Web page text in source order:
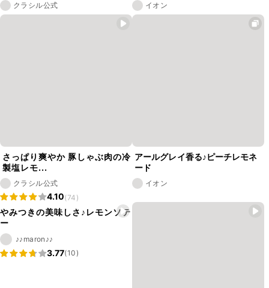
クラシル公式 イオン
さっぱり爽やか 豚しゃぶ肉の冷
製塩レモ...
クラシル公式
4.10(74)
アールグレイ香る♪ピーチレモネ
ード
イオン
やみつきの美味しさ♪レモンソテ
ー
♪♪maron♪♪
3.77(10)